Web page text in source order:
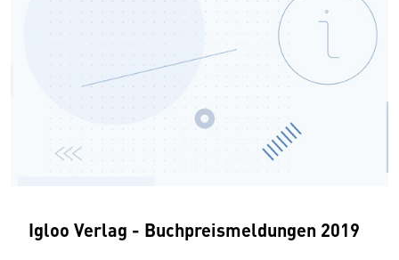
Igloo Verlag - Buchpreismeldungen 2019